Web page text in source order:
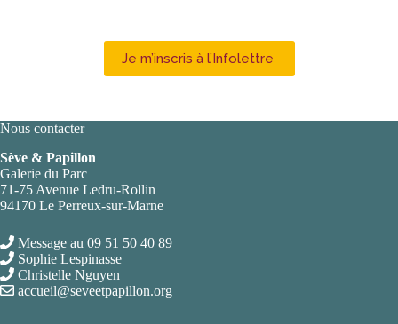
Je m’inscris à l’Infolettre
Nous contacter
Sève & Papillon
Galerie du Parc
71-75 Avenue Ledru-Rollin
94170 Le Perreux-sur-Marne
Message au 09 51 50 40 89
Sophie Lespinasse
Christelle Nguyen
accueil@seveetpapillon.org